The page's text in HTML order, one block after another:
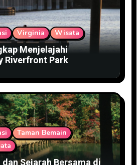
Virginia Wisata
Menjelajahi
Riverfront Park
Taman Bemain